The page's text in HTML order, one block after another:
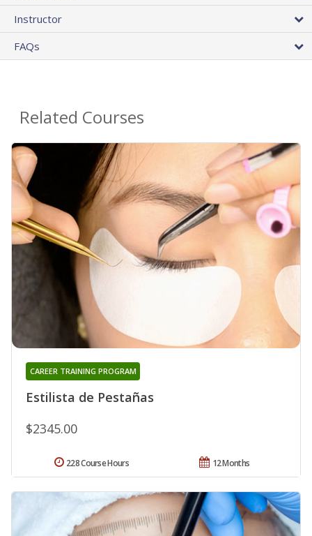
Instructor
FAQs
Related Courses
Estilista de Pestañas
CAREER TRAINING PROGRAM
$2345.00
12 Months
228 Course Hours